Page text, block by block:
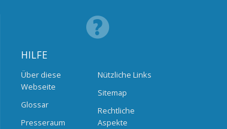
HILFE
Über diese
Webseite
Glossar
Presseraum
Nützliche Links
Sitemap
Rechtliche
Aspekte